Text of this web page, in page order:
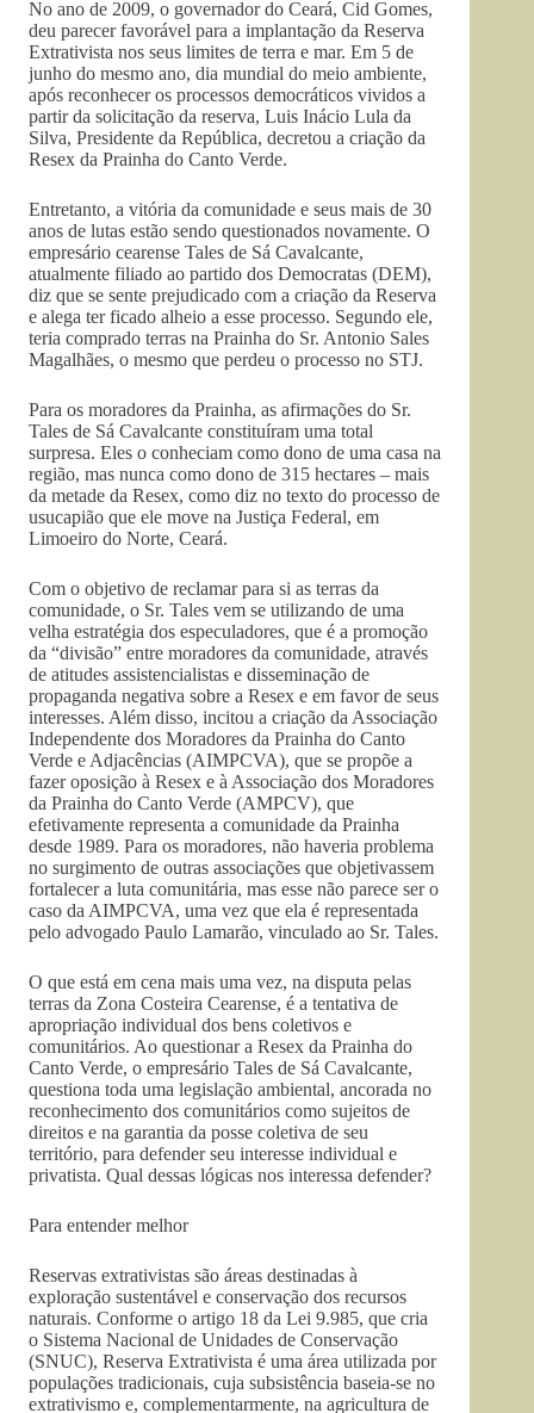
No ano de 2009, o governador do Ceará, Cid Gomes,
deu parecer favorável para a implantação da Reserva
Extrativista nos seus limites de terra e mar. Em 5 de
junho do mesmo ano, dia mundial do meio ambiente,
após reconhecer os processos democráticos vividos a
partir da solicitação da reserva, Luis Inácio Lula da
Silva, Presidente da República, decretou a criação da
Resex da Prainha do Canto Verde.
Entretanto, a vitória da comunidade e seus mais de 30
anos de lutas estão sendo questionados novamente. O
empresário cearense Tales de Sá Cavalcante,
atualmente filiado ao partido dos Democratas (DEM),
diz que se sente prejudicado com a criação da Reserva
e alega ter ficado alheio a esse processo. Segundo ele,
teria comprado terras na Prainha do Sr. Antonio Sales
Magalhães, o mesmo que perdeu o processo no STJ.
Para os moradores da Prainha, as afirmações do Sr.
Tales de Sá Cavalcante constituíram uma total
surpresa. Eles o conheciam como dono de uma casa na
região, mas nunca como dono de 315 hectares – mais
da metade da Resex, como diz no texto do processo de
usucapião que ele move na Justiça Federal, em
Limoeiro do Norte, Ceará.
Com o objetivo de reclamar para si as terras da
comunidade, o Sr. Tales vem se utilizando de uma
velha estratégia dos especuladores, que é a promoção
da “divisão” entre moradores da comunidade, através
de atitudes assistencialistas e disseminação de
propaganda negativa sobre a Resex e em favor de seus
interesses. Além disso, incitou a criação da Associação
Independente dos Moradores da Prainha do Canto
Verde e Adjacências (AIMPCVA), que se propõe a
fazer oposição à Resex e à Associação dos Moradores
da Prainha do Canto Verde (AMPCV), que
efetivamente representa a comunidade da Prainha
desde 1989. Para os moradores, não haveria problema
no surgimento de outras associações que objetivassem
fortalecer a luta comunitária, mas esse não parece ser o
caso da AIMPCVA, uma vez que ela é representada
pelo advogado Paulo Lamarão, vinculado ao Sr. Tales.
O que está em cena mais uma vez, na disputa pelas
terras da Zona Costeira Cearense, é a tentativa de
apropriação individual dos bens coletivos e
comunitários. Ao questionar a Resex da Prainha do
Canto Verde, o empresário Tales de Sá Cavalcante,
questiona toda uma legislação ambiental, ancorada no
reconhecimento dos comunitários como sujeitos de
direitos e na garantia da posse coletiva de seu
território, para defender seu interesse individual e
privatista. Qual dessas lógicas nos interessa defender?
Para entender melhor
Reservas extrativistas são áreas destinadas à
exploração sustentável e conservação dos recursos
naturais. Conforme o artigo 18 da Lei 9.985, que cria
o Sistema Nacional de Unidades de Conservação
(SNUC), Reserva Extrativista é uma área utilizada por
populações tradicionais, cuja subsistência baseia-se no
extrativismo e, complementarmente, na agricultura de